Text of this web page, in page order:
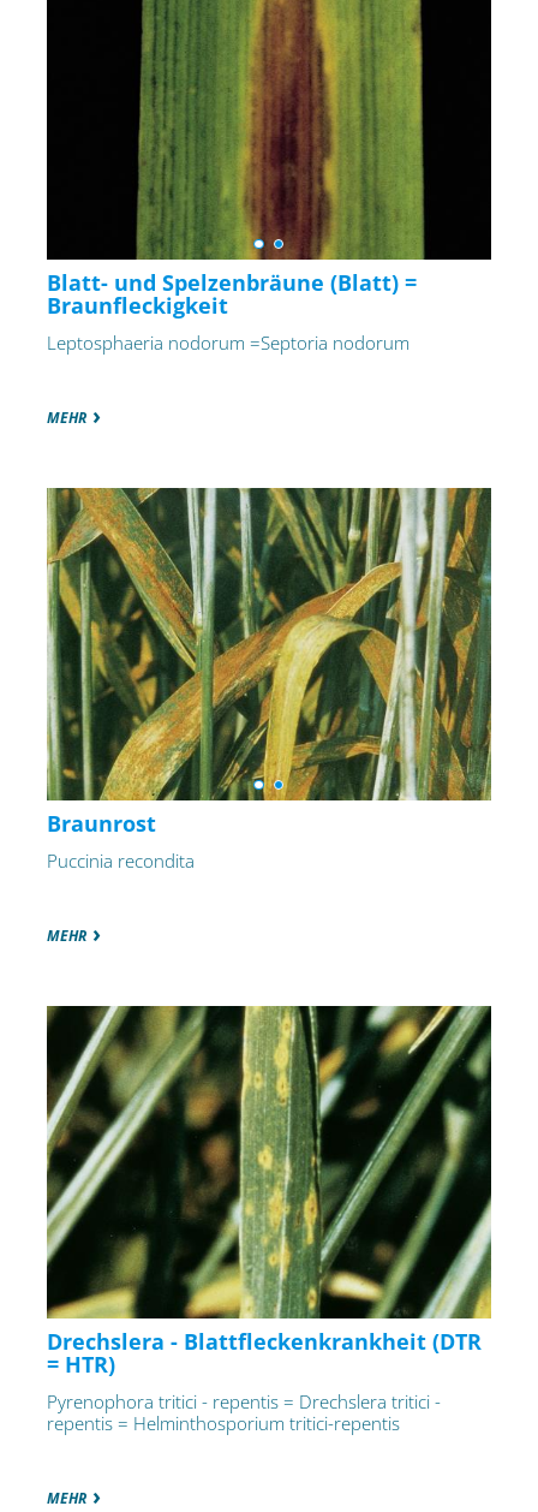
Blatt- und Spelzenbräune (Blatt) =
Braunfleckigkeit
Leptosphaeria nodorum =Septoria nodorum
MEHR
Braunrost
Puccinia recondita
MEHR
Drechslera - Blattfleckenkrankheit (DTR
= HTR)
Pyrenophora tritici - repentis = Drechslera tritici -
repentis = Helminthosporium tritici-repentis
MEHR